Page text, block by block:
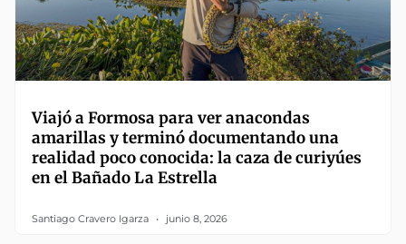
Viajó a Formosa para ver anacondas
amarillas y terminó documentando una
realidad poco conocida: la caza de curiyúes
en el Bañado La Estrella
Santiago Cravero Igarza junio 8, 2026